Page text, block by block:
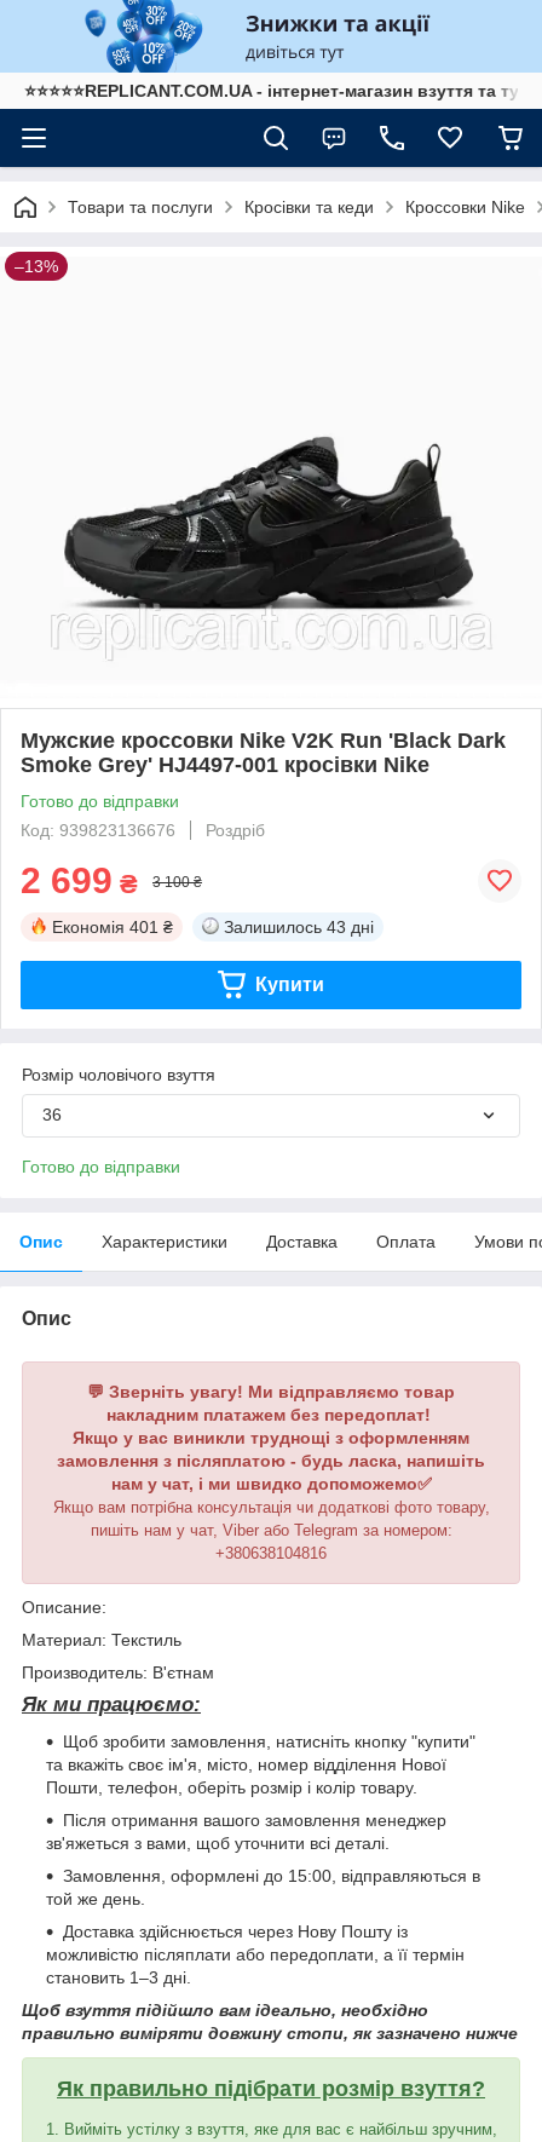
⭐⭐⭐⭐⭐REPLICANT.COM.UA - інтернет-магазин взуття та
Товари та послуги Кросівки та кеди Кроссовки Nike
–13%
Мужские кроссовки Nike V2K Run 'Black Dark
Smoke Grey' HJ4497-001 кросівки Nike
Готово до відправки
Код: 939823136676
Роздріб
2 699 ₴ 3 100 ₴
Економія 401 ₴ Залишилось 43 дні
Купити
Розмір чоловічого взуття
36
Готово до відправки
Опис Характеристики Доставка Оплата Умови
Опис
💬 Зверніть увагу! Ми відправляємо товар
накладним платажем без передоплат!
Якщо у вас виникли труднощі з оформленням
замовлення з післяплатою - будь ласка, напишіть
нам у чат, і ми швидко допоможемо✅
Якщо вам потрібна консультація чи додаткові фото товару,
пишіть нам у чат, Viber або Telegram за номером:
+380638104816
Описание:
Материал: Текстиль
Производитель: В'єтнам
Як ми працюємо:
Щоб зробити замовлення, натисніть кнопку "купити"
та вкажіть своє ім'я, місто, номер відділення Нової
Пошти, телефон, оберіть розмір і колір товару.
Після отримання вашого замовлення менеджер
зв'яжеться з вами, щоб уточнити всі деталі.
Замовлення, оформлені до 15:00, відправляються в
той же день.
Доставка здійснюється через Нову Пошту із
можливістю післяплати або передоплати, а її термін
становить 1–3 дні.
Щоб взуття підійшло вам ідеально, необхідно
правильно виміряти довжину стопи, як зазначено нижче
Як правильно підібрати розмір взуття?
1. Вийміть устілку з взуття, яке для вас є найбільш зручним,